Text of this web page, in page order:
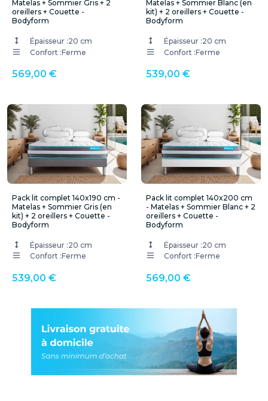
Matelas + Sommier Gris + 2
oreillers + Couette -
Bodyform
Épaisseur :20 cm
Confort :Ferme
569,00 €
Matelas + Sommier Blanc (en
kit) + 2 oreillers + Couette -
Bodyform
Épaisseur :20 cm
Confort :Ferme
539,00 €
Pack lit complet 140x190 cm -
Matelas + Sommier Gris (en
kit) + 2 oreillers + Couette -
Bodyform
Épaisseur :20 cm
Confort :Ferme
539,00 €
Pack lit complet 140x200 cm
- Matelas + Sommier Blanc + 2
oreillers + Couette -
Bodyform
Épaisseur :20 cm
Confort :Ferme
569,00 €